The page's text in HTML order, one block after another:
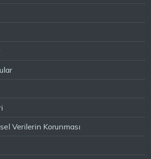
Verilerin Korunması